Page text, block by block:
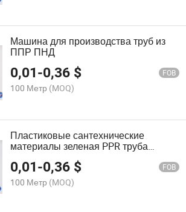
Машина для производства труб из
ППР ПНД
0,01-0,36 $ FOB
100 Метр (MOQ)
Пластиковые сантехнические
материалы зеленая PPR труба
фитинг 90-Degree уголок
0,01-0,36 $ FOB
100 Метр (MOQ)